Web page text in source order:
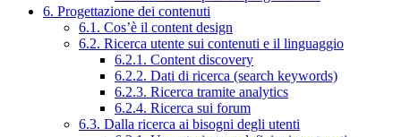
6. Progettazione dei contenuti
6.1. Cos’è il content design
6.2. Ricerca utente sui contenuti e il linguaggio
6.2.1. Content discovery
6.2.2. Dati di ricerca (search keywords)
6.2.3. Ricerca tramite analytics
6.2.4. Ricerca sui forum
6.3. Dalla ricerca ai bisogni degli utenti